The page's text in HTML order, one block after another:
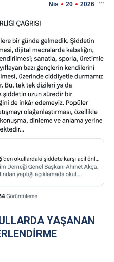
Nis 20 2026
YAŞANAN